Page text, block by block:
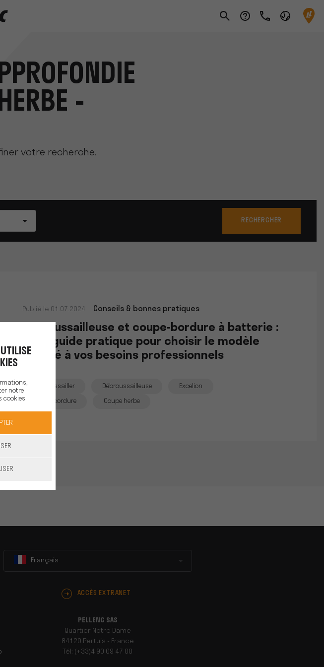
-
votre recherche.
RECHERCHER
Publié le 01.07.2024 Conseils & bonnes pratiques
Débroussailleuse et coupe-bordure à batterie :
Petit guide pratique pour choisir le modèle
adapté à vos besoins professionnels
Débroussailler Débroussailleuse Excelion
Coupe bordure Coupe herbe
Français
ACCÈS EXTRANET
PELLENC SAS
Quartier Notre Dame
84120 Pertuis - France
Tél: (+33)4 90 09 47 00
notre
cookies